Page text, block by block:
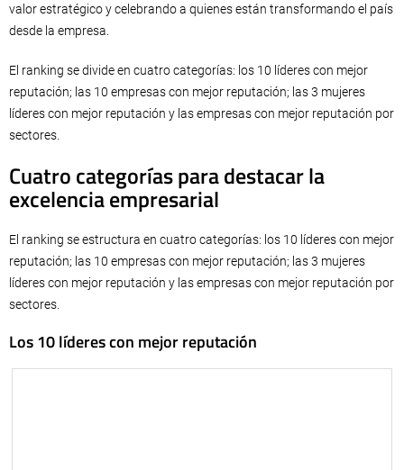
valor estratégico y celebrando a quienes están transformando el país
desde la empresa.
El ranking se divide en cuatro categorías: los 10 líderes con mejor
reputación; las 10 empresas con mejor reputación; las 3 mujeres
líderes con mejor reputación y las empresas con mejor reputación por
sectores.
Cuatro categorías para destacar la
excelencia empresarial
El ranking se estructura en cuatro categorías: los 10 líderes con mejor
reputación; las 10 empresas con mejor reputación; las 3 mujeres
líderes con mejor reputación y las empresas con mejor reputación por
sectores.
Los 10 líderes con mejor reputación